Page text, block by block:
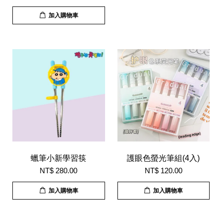
加入購物車
蠟筆小新學習筷
NT$ 280.00
加入購物車
護眼色螢光筆組(4入)
NT$ 120.00
加入購物車